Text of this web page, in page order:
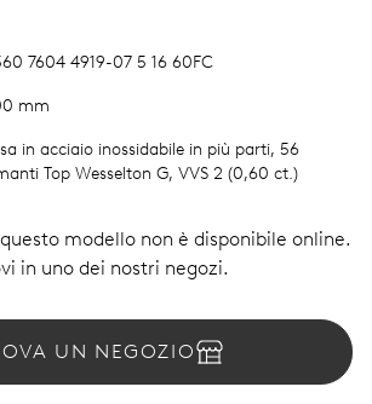
7604 4919-07 5 16 60FC
mm
in acciaio inossidabile in più parti, 56
Top Wesselton G, VVS 2 (0,60 ct.)
modello non è disponibile online.
in uno dei nostri negozi.
UN NEGOZIO